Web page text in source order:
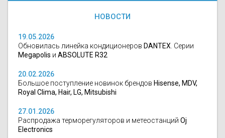
НОВОСТИ
19.05.2026
Обновилась линейка кондиционеров DANTEX . Серии
Megapolis и ABSOLUTE R32
20.02.2026
Большое поступление новинок брендов Hisense, MDV,
Royal Clima, Hair, LG, Mitsubishi
27.01.2026
Распродажа терморегуляторов и метеостанций Oj
Electronics